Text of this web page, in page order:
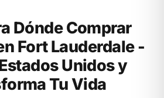
Dónde Comprar
Fort Lauderdale -
Unidos y
Tu Vida